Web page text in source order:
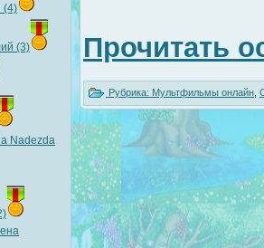
(4)
(3)
Nadezda
Прочитать
Рубрика: Мультфильмы онлайн